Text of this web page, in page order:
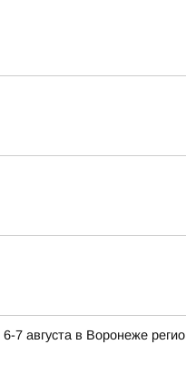
7 августа в Воронеже